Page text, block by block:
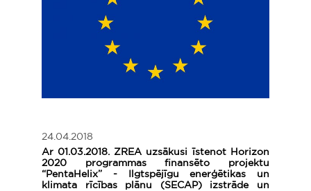
24.04.2018
Ar 01.03.2018. ZREA uzsākusi īstenot Horizon
2020 programmas finansēto projektu
“PentaHelix” - Ilgtspējīgu enerģētikas un
klimata rīcības plānu (SECAP) izstrāde un